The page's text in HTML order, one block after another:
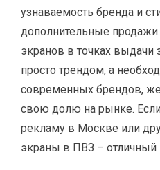
узнаваемость бренда и
дополнительные
экранов в точках выдачи
просто трендом, а
современных брендов,
свою долю на рынке.
рекламу в Москве или
экраны в ПВЗ –